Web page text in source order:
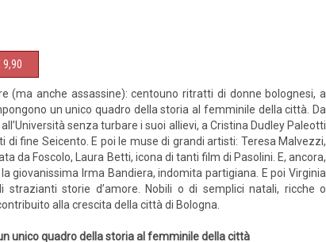
9,90
(ma anche assassine): centouno ritratti di donne bolognesi, a
un unico quadro della storia al femminile della città. Da
senza turbare i suoi allievi, a Cristina Dudley Paleotti
fine Seicento. E poi le muse di grandi artisti: Teresa Malvezzi,
da Foscolo, Laura Betti, icona di tanti film di Pasolini. E, ancora,
giovanissima Irma Bandiera, indomita partigiana. E poi Virginia
storie d’amore. Nobili o di semplici natali, ricche o
alla crescita della città di Bologna.
unico quadro della storia al femminile della città